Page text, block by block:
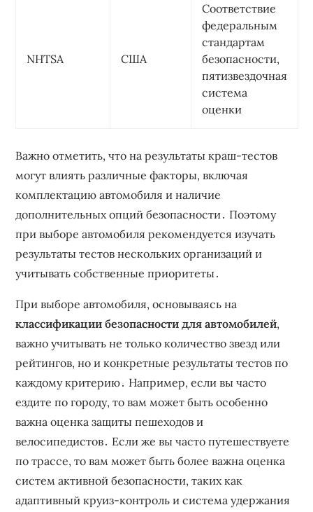
NHTSA США
Соответствие
федеральным
стандартам
безопасности,
пятизвездочная
система
оценки
Важно отметить, что на результаты краш-тестов
могут влиять различные факторы, включая
комплектацию автомобиля и наличие
дополнительных опций безопасности․ Поэтому
при выборе автомобиля рекомендуется изучать
результаты тестов нескольких организаций и
учитывать собственные приоритеты․
При выборе автомобиля, основываясь на
классификации безопасности для автомобилей,
важно учитывать не только количество звезд или
рейтингов, но и конкретные результаты тестов по
каждому критерию․ Например, если вы часто
ездите по городу, то вам может быть особенно
важна оценка защиты пешеходов и
велосипедистов․ Если же вы часто путешествуете
по трассе, то вам может быть более важна оценка
систем активной безопасности, таких как
адаптивный круиз-контроль и система удержания